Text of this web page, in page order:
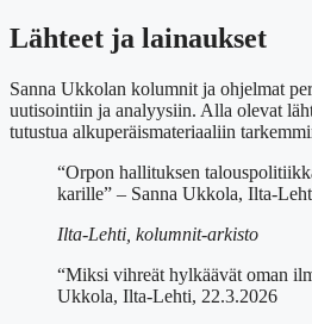
Lähteet ja lainaukset
Sanna Ukkolan kolumnit ja ohjelmat
uutisointiin ja analyysiin. Alla olevat
tutustua alkuperäismateriaaliin
“Orpon hallituksen
karille” – Sanna Ukkola, Ilta-
Ilta-Lehti, kolumnit-arkisto
“Miksi vihreät hylkäävät oman
Ukkola, Ilta-Lehti, 22.3.2026